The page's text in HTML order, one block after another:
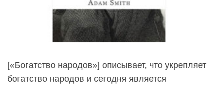
[«Богатство народов»] описывает, что укрепляет
богатство народов и сегодня является